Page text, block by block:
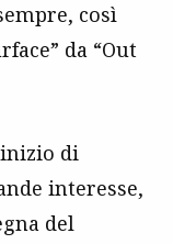
così
da “Out
di
interesse,
del